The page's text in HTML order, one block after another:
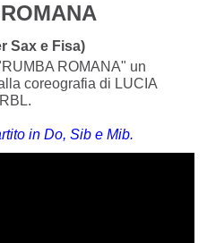
Sax e Fisa)
ROMANA" un
coreografia di LUCIA
in Do, Sib e Mib.